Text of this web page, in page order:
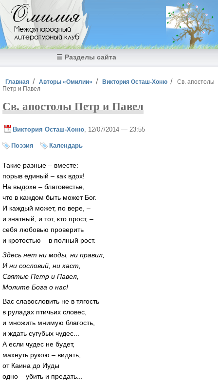
Перейти к основному содержанию
Омилия
Международный
литературный клуб
☰ Разделы сайта
Вы здесь
Главная Авторы «Омилии» Виктория Осташ-Хоню
Св. апостолы
Петр и Павел
Св. апостолы Петр и Павел
Виктория Осташ-Хоню , 12/07/2014 — 23:55
Поэзия Календарь
Такие разные – вместе:
порыв единый – как вдох!
На выдохе – благовестье,
что в каждом быть может Бог.
И каждый может, по вере, –
и знатный, и тот, кто прост, –
себя любовью проверить
и кротостью – в полный рост.
Здесь нет ни моды, ни правил,
И ни сословий, ни каст,
Святые Петр и Павел,
Молите Бога о нас!
Вас славословить не в тягость
в руладах птичьих словес,
и множить мнимую благость,
и ждать сугубых чудес...
А если чудес не будет,
махнуть рукою – видать,
от Каина до Иуды
одно – убить и предать...